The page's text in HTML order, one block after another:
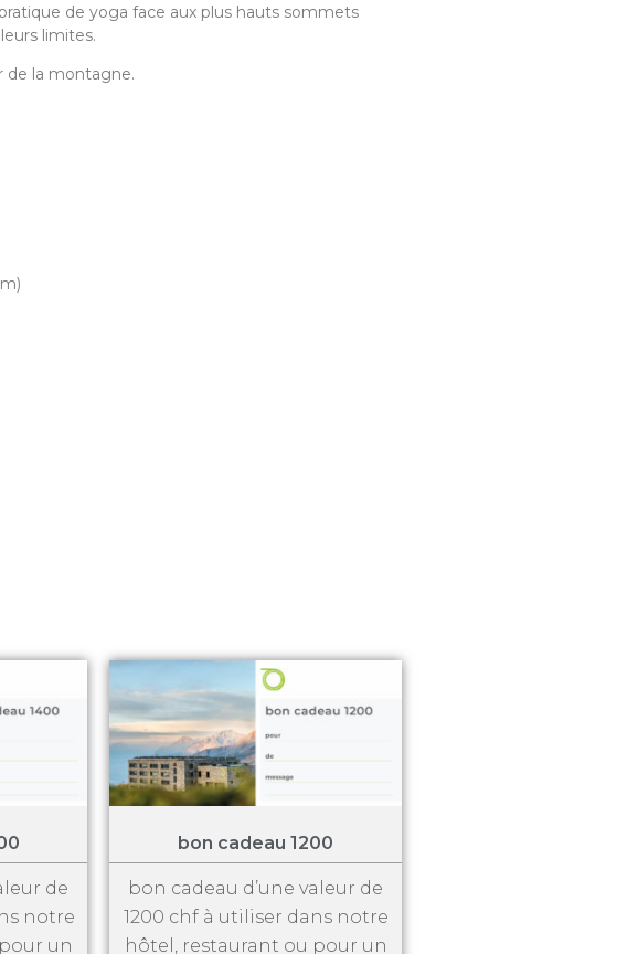
de yoga face aux plus hauts sommets
limites.
de la montagne.
de
notre
un
bon cadeau 1200
bon cadeau d’une valeur de
1200 chf à utiliser dans notre
hôtel, restaurant ou pour un